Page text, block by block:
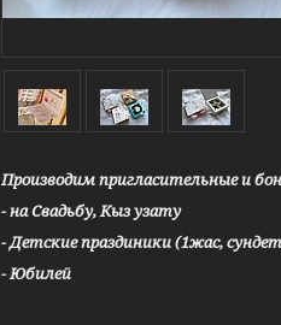
Производим пригласительные и
- на Свадьбу, Кыз узату
- Детские праздиники (1жас,
- Юбилей